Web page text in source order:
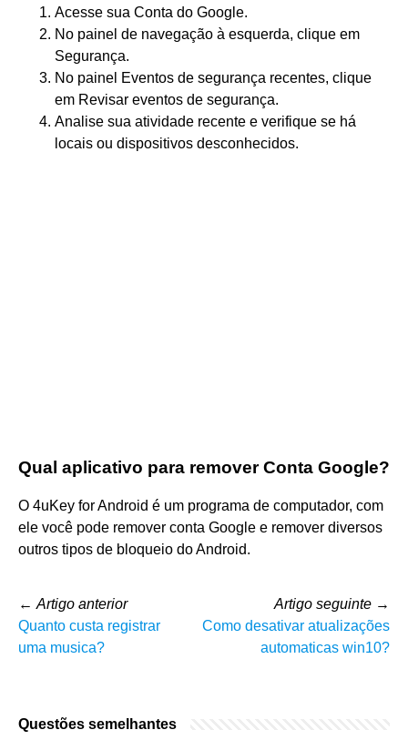
Acesse sua Conta do Google.
No painel de navegação à esquerda, clique em
Segurança.
No painel Eventos de segurança recentes, clique
em Revisar eventos de segurança.
Analise sua atividade recente e verifique se há
locais ou dispositivos desconhecidos.
Qual aplicativo para remover Conta Google?
O 4uKey for Android é um programa de computador, com
ele você pode remover conta Google e remover diversos
outros tipos de bloqueio do Android.
← Artigo anterior
Quanto custa registrar
uma musica?
Artigo seguinte →
Como desativar atualizações
automaticas win10?
Questões semelhantes